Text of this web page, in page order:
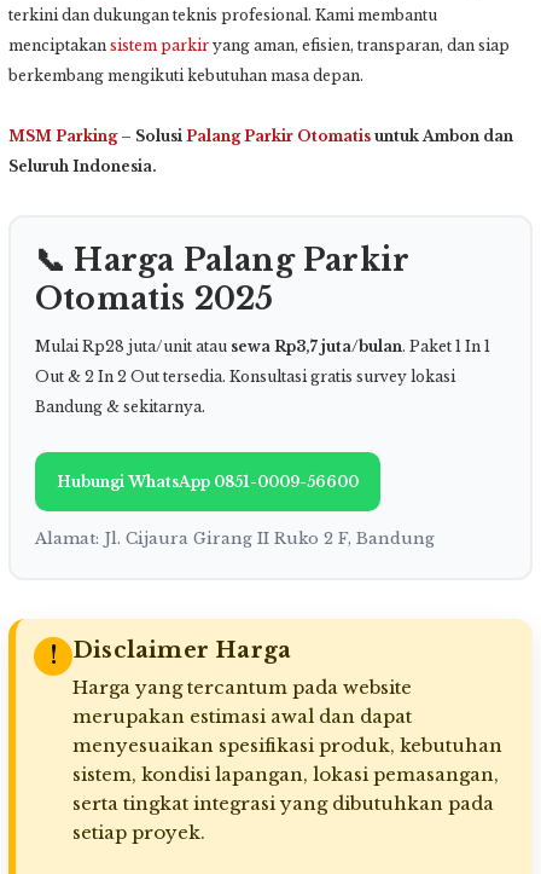
terkini dan dukungan teknis profesional. Kami membantu
menciptakan sistem parkir yang aman, efisien, transparan, dan siap
berkembang mengikuti kebutuhan masa depan.
MSM Parking– Solusi Palang Parkir Otomatis untuk Ambon dan
Seluruh Indonesia.
📞 Harga Palang Parkir
Otomatis 2025
Mulai Rp28 juta/unit atau sewa Rp3,7 juta/bulan. Paket 1 In 1
Out & 2 In 2 Out tersedia. Konsultasi gratis survey lokasi
Bandung & sekitarnya.
Hubungi WhatsApp 0851-0009-56600
Alamat: Jl. Cijaura Girang II Ruko 2 F, Bandung
! Disclaimer Harga
Harga yang tercantum pada website
merupakan estimasi awal dan dapat
menyesuaikan spesifikasi produk, kebutuhan
sistem, kondisi lapangan, lokasi pemasangan,
serta tingkat integrasi yang dibutuhkan pada
setiap proyek.